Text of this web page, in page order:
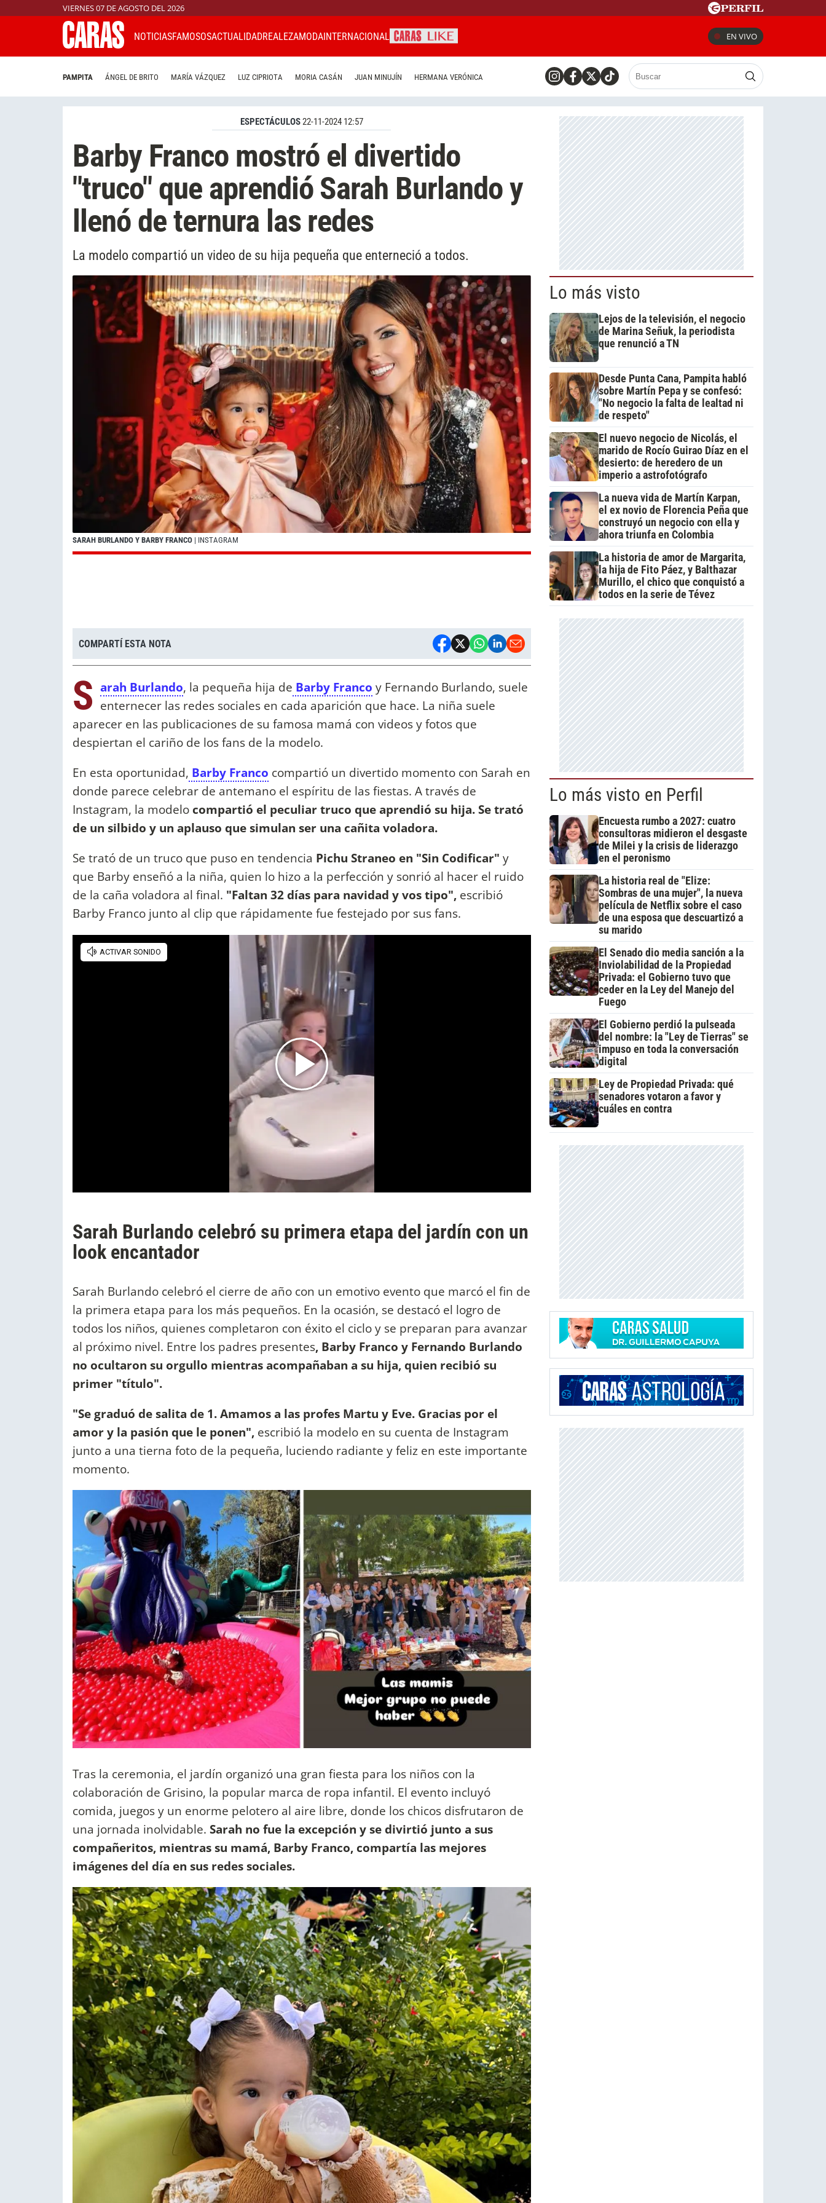
VIERNES 07 DE AGOSTO DEL 2026
NOTICIASFAMOSOSACTUALIDADREALEZAMODAINTERNACIONAL EN VIVO
PAMPITA ÁNGEL DE BRITO MARÍA VÁZQUEZ LUZ CIPRIOTA MORIA CASÁN JUAN MINUJÍN HERMANA VERÓNICA
ESPECTÁCULOS22-11-2024 12:57
Barby Franco mostró el divertido
"truco" que aprendió Sarah Burlando y
llenó de ternura las redes
La modelo compartió un video de su hija pequeña que enterneció a todos.
SARAH BURLANDO Y BARBY FRANCO | INSTAGRAM
COMPARTÍ ESTA NOTA
S arah Burlando, la pequeña hija de Barby Franco y Fernando Burlando, suele
enternecer las redes sociales en cada aparición que hace. La niña suele
aparecer en las publicaciones de su famosa mamá con videos y fotos que
despiertan el cariño de los fans de la modelo.
En esta oportunidad, Barby Franco compartió un divertido momento con Sarah en
donde parece celebrar de antemano el espíritu de las fiestas. A través de
Instagram, la modelo compartió el peculiar truco que aprendió su hija. Se trató
de un silbido y un aplauso que simulan ser una cañita voladora.
Se trató de un truco que puso en tendencia Pichu Straneo en "Sin Codificar" y
que Barby enseñó a la niña, quien lo hizo a la perfección y sonrió al hacer el ruido
de la caña voladora al final. "Faltan 32 días para navidad y vos tipo", escribió
Barby Franco junto al clip que rápidamente fue festejado por sus fans.
Sarah Burlando celebró su primera etapa del jardín con un
look encantador
Sarah Burlando celebró el cierre de año con un emotivo evento que marcó el fin de
la primera etapa para los más pequeños. En la ocasión, se destacó el logro de
todos los niños, quienes completaron con éxito el ciclo y se preparan para avanzar
al próximo nivel. Entre los padres presentes, Barby Franco y Fernando Burlando
no ocultaron su orgullo mientras acompañaban a su hija, quien recibió su
primer "título".
"Se graduó de salita de 1. Amamos a las profes Martu y Eve. Gracias por el
amor y la pasión que le ponen", escribió la modelo en su cuenta de Instagram
junto a una tierna foto de la pequeña, luciendo radiante y feliz en este importante
momento.
Tras la ceremonia, el jardín organizó una gran fiesta para los niños con la
colaboración de Grisino, la popular marca de ropa infantil. El evento incluyó
comida, juegos y un enorme pelotero al aire libre, donde los chicos disfrutaron de
una jornada inolvidable. Sarah no fue la excepción y se divirtió junto a sus
compañeritos, mientras su mamá, Barby Franco, compartía las mejores
imágenes del día en sus redes sociales.
Lo más visto
Lejos de la televisión, el negocio
de Marina Señuk, la periodista
que renunció a TN
Desde Punta Cana, Pampita habló
sobre Martín Pepa y se confesó:
"No negocio la falta de lealtad ni
de respeto"
El nuevo negocio de Nicolás, el
marido de Rocío Guirao Díaz en el
desierto: de heredero de un
imperio a astrofotógrafo
La nueva vida de Martín Karpan,
el ex novio de Florencia Peña que
construyó un negocio con ella y
ahora triunfa en Colombia
La historia de amor de Margarita,
la hija de Fito Páez, y Balthazar
Murillo, el chico que conquistó a
todos en la serie de Tévez
Lo más visto en Perfil
Encuesta rumbo a 2027: cuatro
consultoras midieron el desgaste
de Milei y la crisis de liderazgo
en el peronismo
La historia real de "Elize:
Sombras de una mujer", la nueva
película de Netflix sobre el caso
de una esposa que descuartizó a
su marido
El Senado dio media sanción a la
Inviolabilidad de la Propiedad
Privada: el Gobierno tuvo que
ceder en la Ley del Manejo del
Fuego
El Gobierno perdió la pulseada
del nombre: la "Ley de Tierras" se
impuso en toda la conversación
digital
Ley de Propiedad Privada: qué
senadores votaron a favor y
cuáles en contra